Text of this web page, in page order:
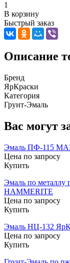
1
В корзину
Быстрый заказ
Описание
Бренд
ЯрКраски
Категория
Грунт-Эмаль
Вас могут
Эмаль ПФ-115
Цена по запросу
Купить
Эмаль по металлу
HAMMERITE
Цена по запросу
Купить
Эмаль НЦ-132
Цена по запросу
Купить